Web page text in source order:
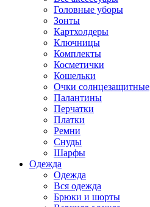
Головные уборы
Зонты
Картхолдеры
Ключницы
Комплекты
Косметички
Кошельки
Очки солнцезащитные
Палантины
Перчатки
Платки
Ремни
Снуды
Шарфы
Одежда
Одежда
Вся одежда
Брюки и шорты